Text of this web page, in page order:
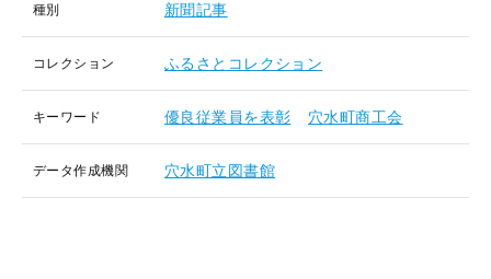
種別 新聞記事
コレクション ふるさとコレクション
キーワード 優良従業員を表彰 穴水町商工会
データ作成機関 穴水町立図書館